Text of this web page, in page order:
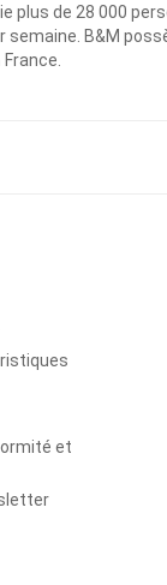
plus de 28 000
B&M
et